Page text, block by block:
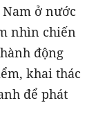
ở nước
nhìn chiến
động
khai thác
để phát